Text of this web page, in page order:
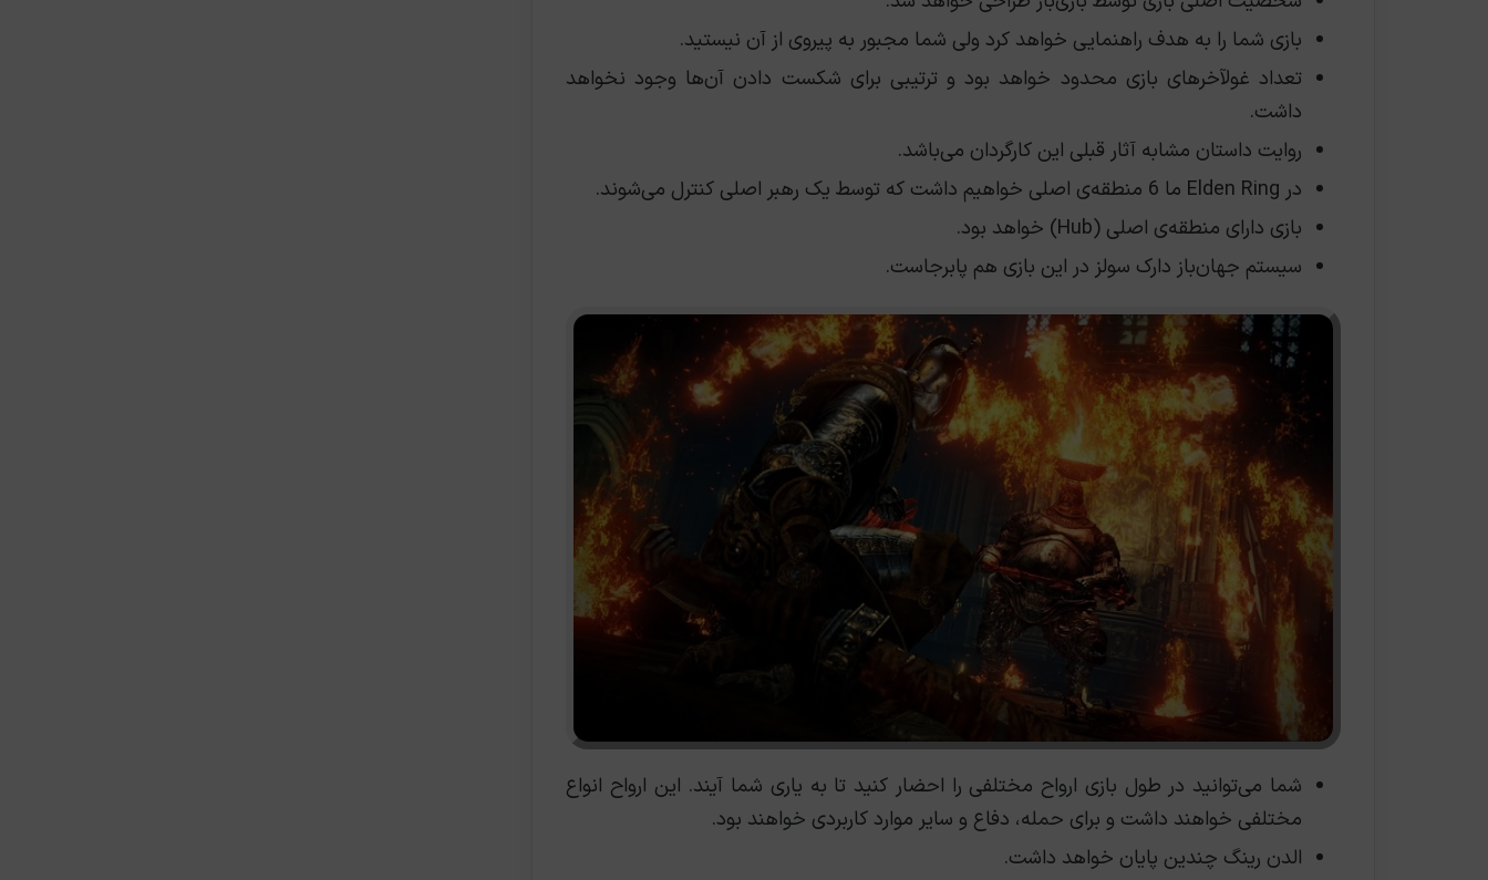
بازی شما را به هدف راهنمایی خواهد کرد ولی شما مجبور به پیروی از آن نیستید.
تعداد غولآخرهای بازی محدود خواهد بود و ترتیبی برای شکست دادن آن‌ها وجود نخواهد
داشت.
روایت داستان مشابه آثار قبلی این کارگردان می‌باشد.
در Elden Ring ما 6 منطقه‌ی اصلی خواهیم داشت که توسط یک رهبر اصلی کنترل می‌شوند.
بازی دارای منطقه‌ی اصلی (Hub) خواهد بود.
سیستم جهان‌باز دارک سولز در این بازی هم پابرجاست.
شما می‌توانید در طول بازی ارواح مختلفی را احضار کنید تا به یاری شما آیند. این ارواح انواع
مختلفی خواهند داشت و برای حمله، دفاع و سایر موارد کاربردی خواهند بود.
الدن رینگ چندین پایان خواهد داشت.